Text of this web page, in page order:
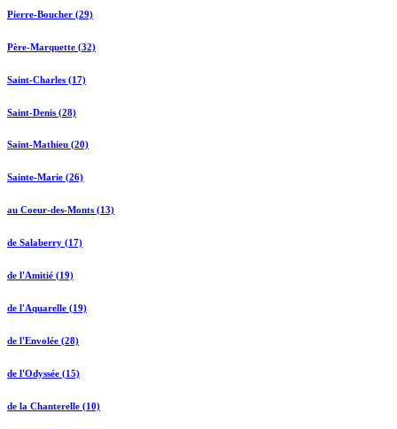
Pierre-Boucher (29)
Père-Marquette (32)
Saint-Charles (17)
Saint-Denis (28)
Saint-Mathieu (20)
Sainte-Marie (26)
au Coeur-des-Monts (13)
de Salaberry (17)
de l'Amitié (19)
de l'Aquarelle (19)
de l'Envolée (28)
de l'Odyssée (15)
de la Chanterelle (10)